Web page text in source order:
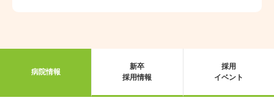
病院情報
新卒
採用情報
採用
イベント